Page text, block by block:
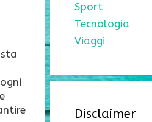
Sport
Tecnologia
Viaggi
Disclaimer